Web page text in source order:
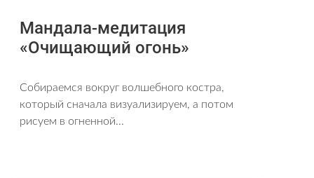
Мандала-медитация
«Очищающий огонь»
Собираемся вокруг волшебного костра,
который сначала визуализируем, а потом
рисуем в огненной...